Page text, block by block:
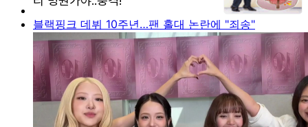
블랙핑크 데뷔 10주년…팬 홀대 논란에 "죄송"